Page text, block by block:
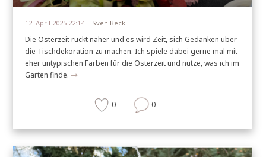
12. April 2025 22:14 | Sven Beck
Die Osterzeit rückt näher und es wird Zeit, sich Gedanken über
die Tischdekoration zu machen. Ich spiele dabei gerne mal mit
eher untypischen Farben für die Osterzeit und nutze, was ich im
Garten finde.
0 0